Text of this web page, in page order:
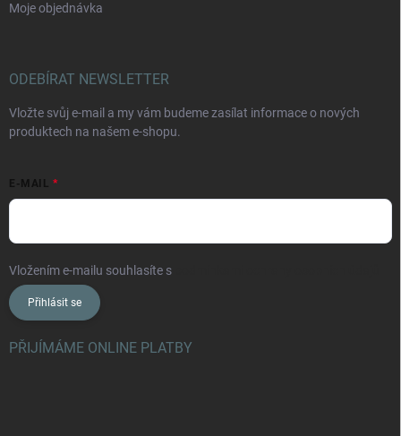
Moje objednávka
ODEBÍRAT NEWSLETTER
Vložte svůj e-mail a my vám budeme zasílat informace o nových
produktech na našem e-shopu.
E-MAIL
Vložením e-mailu souhlasíte s
Přihlásit se
PŘIJÍMÁME ONLINE PLATBY